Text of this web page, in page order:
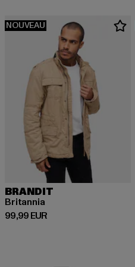
NOUVEAU
BRANDIT
Britannia
99,99 EUR
Prix courant: 99,99 EUR